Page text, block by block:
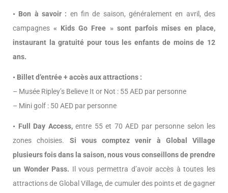
• Bon à savoir : en fin de saison, généralement en avril, des
campagnes« Kids Go Free » sont parfois mises en place,
instaurant la gratuité pour tous les enfants de moins de 12
ans.
• Billet d’entrée + accès aux attractions :
– Musée Ripley’s Believe It or Not : 55 AED par personne
– Mini golf : 50 AED par personne
• Full Day Access,entre 55 et 70 AED par personne selon les
zones choisies. Si vous comptez venir à Global Village
plusieurs fois dans la saison, nous vous conseillons de prendre
un Wonder Pass. Il vous permettra d’avoir accès à toutes les
attractions de Global Village, de cumuler des points et de gagner